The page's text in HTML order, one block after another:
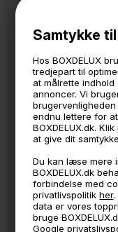
Samtykke
Hos BOXDELUX
tredjepart til
at målrette
annoncer. Vi
endnu lettere for
BOXDELUX.dk.
at give dit
Du kan læse mere
BOXDELUX.dk
forbindelse med
privatlivspolitikher.
data er vores
bruge
Google
LÆG I